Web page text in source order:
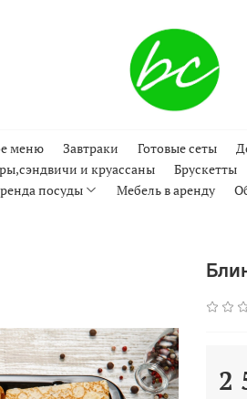
меню Завтраки Готовые сеты
и круассаны Брускетты
посуды Мебель в аренду
2